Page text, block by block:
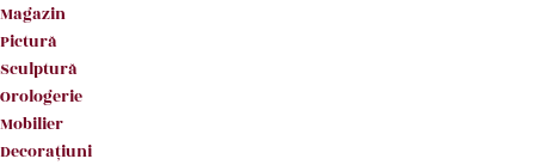
Magazin
Pictură
Sculptură
Orologerie
Mobilier
Decoraţiuni